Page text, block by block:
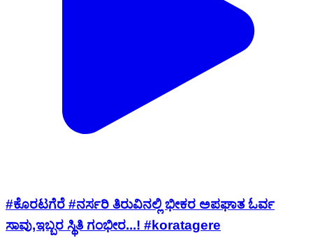
#ಕೊರಟಗೆರೆ #ನರ್ಸರಿ ತಿರುವಿನಲ್ಲಿ ಭೀಕರ ಅಪಘಾತ ಓರ್ವ
ಸಾವು,ಇಬ್ಬರ ಸ್ಥಿತಿ ಗಂಭೀರ...! #koratagere